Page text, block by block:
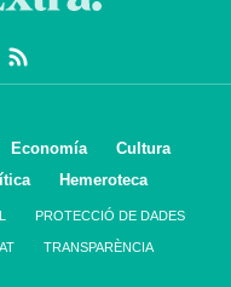
Economía
Cultura
Hemeroteca
PROTECCIÓ DE DADES
TRANSPARÈNCIA